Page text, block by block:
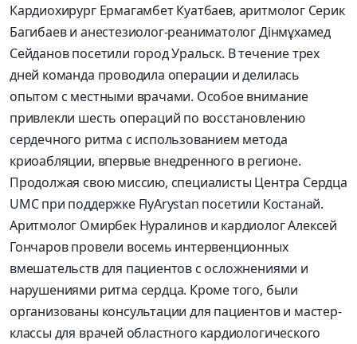
Кардиохирург ЕрмагамбетКуатбаев, аритмологСерик
Багибаеви анестезиолог-реаниматологДінмұхамед
Сейданов посетили город Уральск. В течение трех
дней команда проводила операции и делилась
опытом с местными врачами. Особое внимание
привлекли шесть операций по восстановлению
сердечного ритма с использованием метода
криоабляции, впервые внедренного в регионе.
Продолжая свою миссию, специалисты Центра Сердца
UMCпри поддержке FlyArystan посетили Костанай.
Аритмолог Омирбек Нуралинови кардиолог Алексей
Гончаровпровели восемь интервенционных
вмешательств для пациентов с осложнениями и
нарушениями ритма сердца. Кроме того, были
организованы консультации для пациентов и мастер-
классы для врачей областного кардиологического